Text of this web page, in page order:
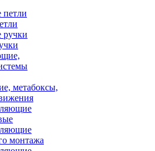
метабоксы,
монтажа